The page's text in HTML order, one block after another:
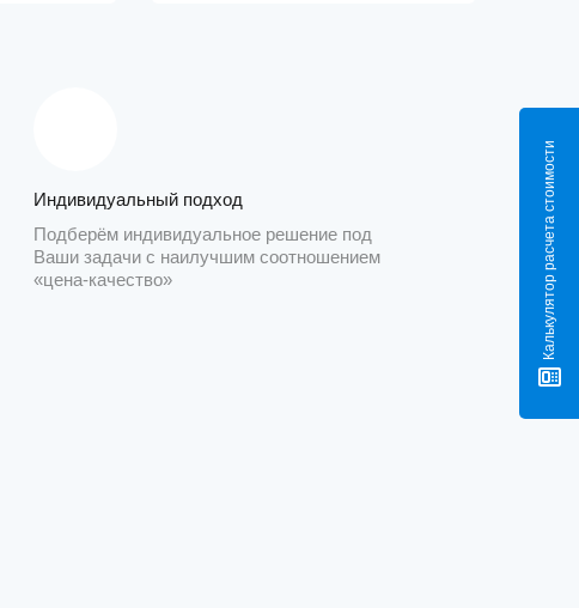
Калькулятор расчета стоимости
Индивидуальный подход
Подберём индивидуальное решение под
Ваши задачи с наилучшим соотношением
«цена-качество»